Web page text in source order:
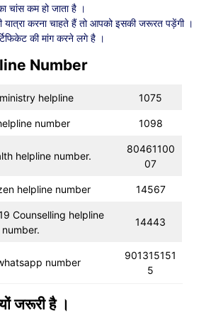
चांस कम हो जाता है ।
करना चाहते हैं तो आपको इसकी जरूरत पड़ेंगी ।
की मांग करने लगे है ।
Number
helpline 1075
number 1098
helpline number.
80461100
07
helpline number 14567
Counselling helpline
number.
14443
number
901315151
5
जरूरी है ।